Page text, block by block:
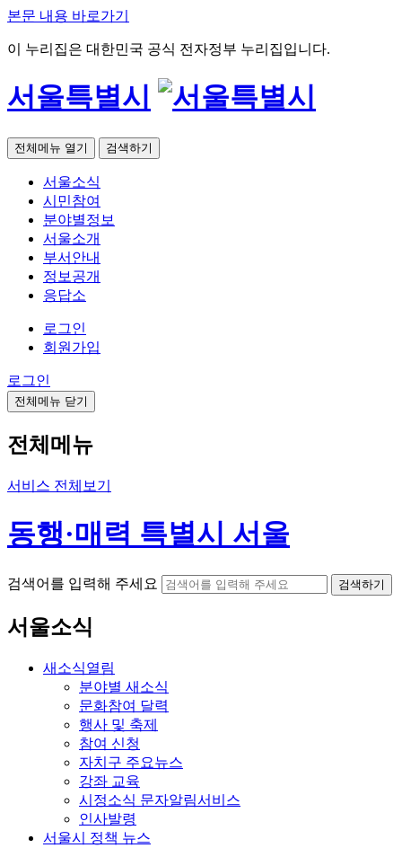
본문 내용 바로가기
이 누리집은 대한민국 공식 전자정부 누리집입니다.
서울특별시
전체메뉴 열기 검색하기
서울소식
시민참여
분야별정보
서울소개
부서안내
정보공개
응답소
로그인
회원가입
로그인
전체메뉴 닫기
전체메뉴
서비스 전체보기
동행·매력 특별시 서울
검색어를 입력해 주세요 검색하기
서울소식
새소식열림
분야별 새소식
문화참여 달력
행사 및 축제
참여 신청
자치구 주요뉴스
강좌 교육
시정소식 문자알림서비스
인사발령
서울시 정책 뉴스